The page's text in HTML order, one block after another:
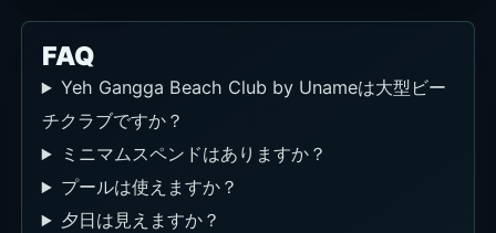
FAQ
Yeh Gangga Beach Club by Unameは大型ビー
チクラブですか？
ミニマムスペンドはありますか？
プールは使えますか？
夕日は見えますか？